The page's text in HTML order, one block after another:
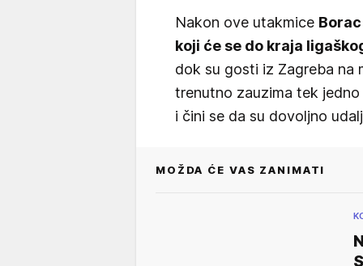
Nakon ove utakmice
koji će se do kraja
dok su gosti iz Zagreba na
trenutno zauzima tek
i čini se da su dovoljno
MOŽDA ĆE VAS ZANIMATI